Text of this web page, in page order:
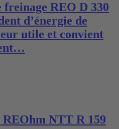
freinage REO D 330
d’énergie de
utile et convient
REOhm NTT R 159